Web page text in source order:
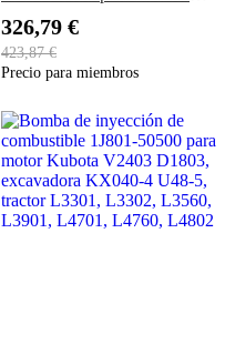
excavadoras 120D 130G
160DLC 180GLC 200DLC
210GLC y cargadoras 310K
326,79 €
423,87 €
Precio para miembros